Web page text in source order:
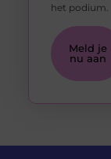
het podium.
Meld je
nu aan